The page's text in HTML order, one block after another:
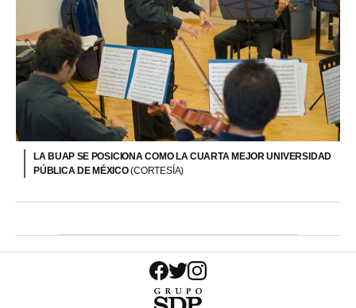
LA BUAP SE POSICIONA COMO LA CUARTA MEJOR UNIVERSIDAD
PÚBLICA DE MÉXICO(CORTESÍA)